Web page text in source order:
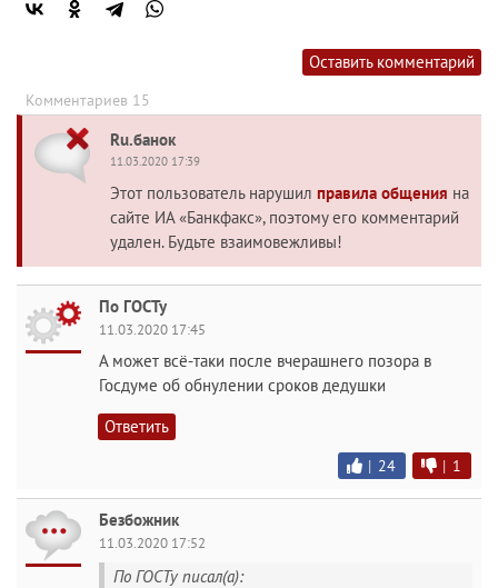
Оставить комментарий
Комментариев 15
Ru.банок
11.03.2020 17:39
Этот пользователь нарушил правила общения на
сайте ИА «Банкфакс», поэтому его комментарий
удален. Будьте взаимовежливы!
По ГОСТу
11.03.2020 17:45
А может всё-таки после вчерашнего позора в
Госдуме об обнулении сроков дедушки
Ответить
| 24 | 1
Безбожник
11.03.2020 17:52
По ГОСТу писал(а):